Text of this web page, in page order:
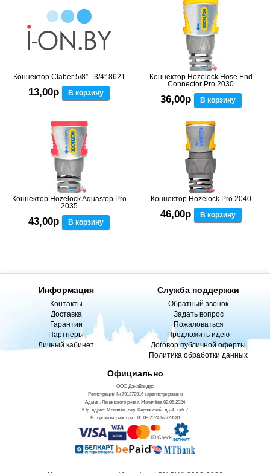
Коннектор Claber 5/8” - 3/4” 8621
13,00р В корзину
Коннектор Hozelock Hose End
Connector Pro 2030
36,00р В корзину
Коннектор Hozelock Aquastop Pro
2035
43,00р В корзину
Коннектор Hozelock Pro 2040
46,00р В корзину
Информация
Контакты
Доставка
Гарантии
Партнёры
Личный кабинет
Служба поддержки
Обратный звонок
Задать вопрос
Пожаловаться
Предложить идею
Договор публичной оферты
Политика обработки данных
Официально
ООО ДанаВендра
Регистрации №791372916 зарегистрировано
Админ. Ленинского р-на г. Могилёва 02.05.2024
Юр. адрес: Могилев, пер. Карпинской, д.2А, каб 7
В Торговом реестре с 05.08.2024 №723581